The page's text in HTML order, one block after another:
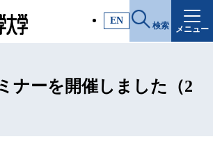
EN 検索 メニュー
ナーを開催しました（2